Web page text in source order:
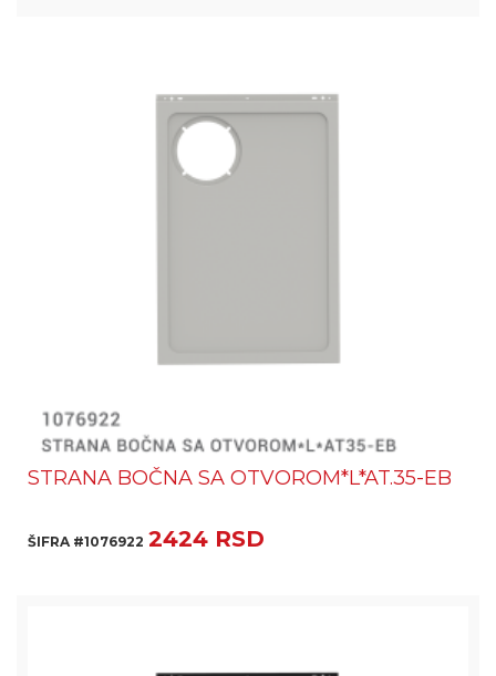
STRANA BOČNA SA OTVOROM*L*AT.35-EB
ŠIFRA #1076922 2424 RSD